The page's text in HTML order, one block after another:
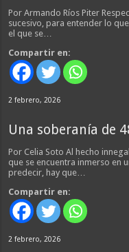
Por Armando Ríos Piter
sucesivo, para entender lo
el que se…
Compartir en:
2 febrero, 2026
Una soberanía de
Por Celia Soto Al hecho
que se encuentra inmerso en
predecir, hay que…
Compartir en:
2 febrero, 2026